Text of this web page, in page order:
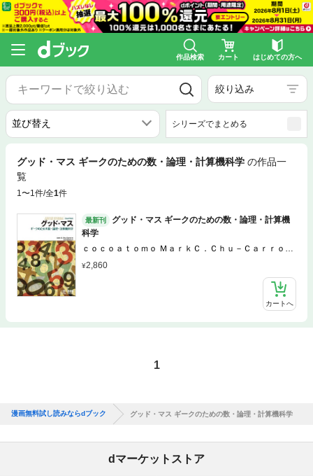
作品検索 カート はじめての方へ
絞り込み
シリーズでまとめる
グッド・マス ギークのための数・論理・計算機科学 の作品一
覧
1〜1件/全1件
最新刊
グッド・マス ギークのための数・論理・計算機
科学
ｃｏｃｏａｔｏｍｏ ＭａｒｋＣ．Ｃｈｕ－Ｃａｒｒｏｌ
ｌ
2,860
カートへ
1
漫画無料試し読みならdブック グッド・マス ギークのための数・論理・計算機科学
dマーケットストア